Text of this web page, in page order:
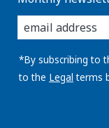
enter
you
email
address:
*By subscribing to
to the Legal terms